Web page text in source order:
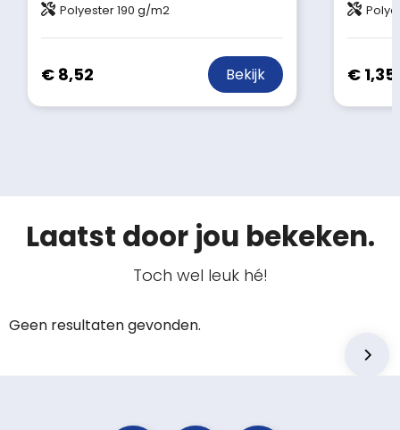
Polyester 190 g/m2
€ 8,52 Bekijk € 1,35
Laatst door jou bekeken.
Toch wel leuk hé!
Geen resultaten gevonden.